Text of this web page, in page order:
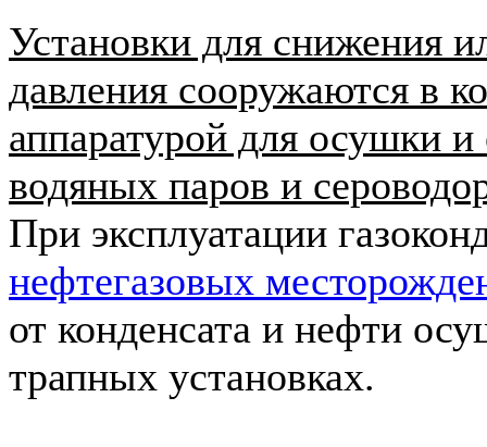
Установки для снижения
давления сооружаются в
аппаратурой для осушки и
водяных паров и
При эксплуатации
нефтегазовых
от конденсата и нефти
трапных установках.